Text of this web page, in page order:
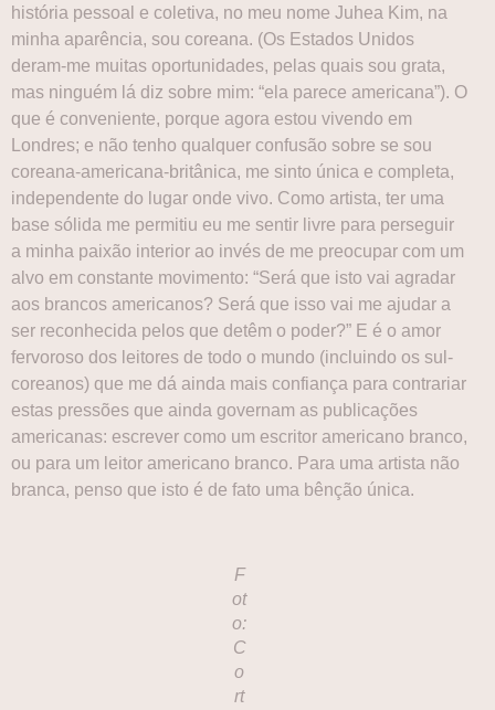
história pessoal e coletiva, no meu nome Juhea Kim, na
minha aparência, sou coreana. (Os Estados Unidos
deram-me muitas oportunidades, pelas quais sou grata,
mas ninguém lá diz sobre mim: “ela parece americana”). O
que é conveniente, porque agora estou vivendo em
Londres; e não tenho qualquer confusão sobre se sou
coreana-americana-britânica, me sinto única e completa,
independente do lugar onde vivo. Como artista, ter uma
base sólida me permitiu eu me sentir livre para perseguir
a minha paixão interior ao invés de me preocupar com um
alvo em constante movimento: “Será que isto vai agradar
aos brancos americanos? Será que isso vai me ajudar a
ser reconhecida pelos que detêm o poder?” E é o amor
fervoroso dos leitores de todo o mundo (incluindo os sul-
coreanos) que me dá ainda mais confiança para contrariar
estas pressões que ainda governam as publicações
americanas: escrever como um escritor americano branco,
ou para um leitor americano branco. Para uma artista não
branca, penso que isto é de fato uma bênção única.
F
ot
o:
C
o
rt